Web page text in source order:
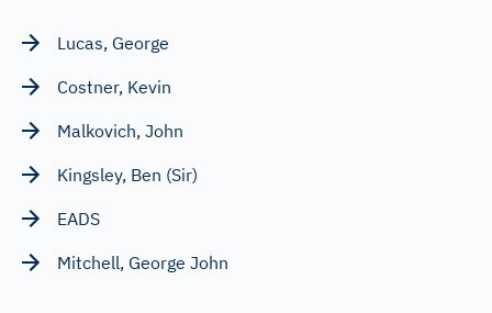
Lucas, George
Costner, Kevin
Malkovich, John
Kingsley, Ben (Sir)
EADS
Mitchell, George John